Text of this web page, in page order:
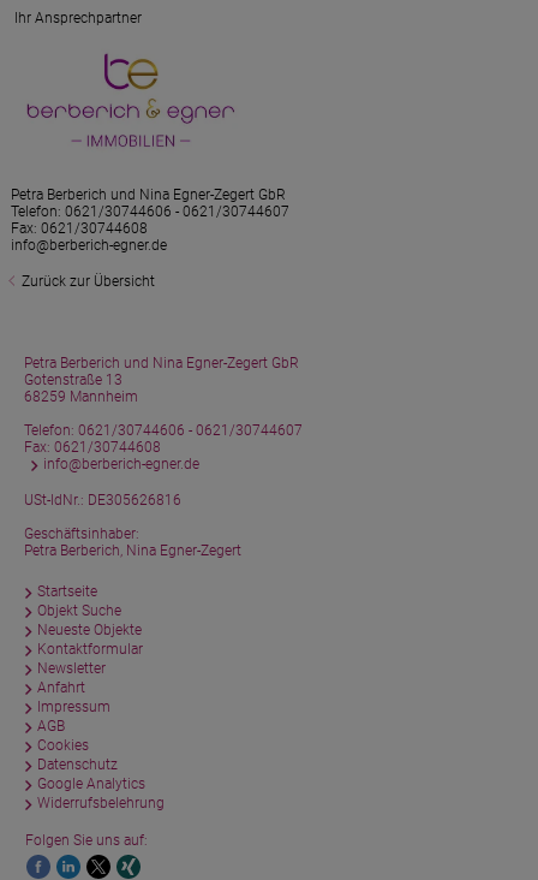
Ihr Ansprechpartner
Petra Berberich und Nina Egner-Zegert GbR
Telefon: 0621/30744606 - 0621/30744607
Fax: 0621/30744608
info@berberich-egner.de
Zurück zur Übersicht
Petra Berberich und Nina Egner-Zegert GbR
Gotenstraße 13
68259 Mannheim
Telefon: 0621/30744606 - 0621/30744607
Fax: 0621/30744608
info@berberich-egner.de
USt-IdNr.: DE305626816
Geschäftsinhaber:
Petra Berberich, Nina Egner-Zegert
Startseite
Objekt Suche
Neueste Objekte
Kontaktformular
Newsletter
Anfahrt
Impressum
AGB
Cookies
Datenschutz
Google Analytics
Widerrufsbelehrung
Folgen Sie uns auf: